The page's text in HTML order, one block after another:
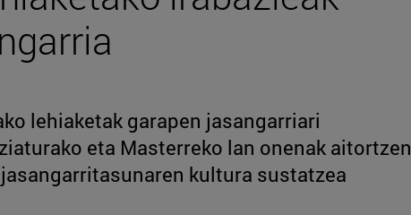
lehiaketak garapen jasangarriari
eta Masterreko lan onenak aitortzen
kultura sustatzea